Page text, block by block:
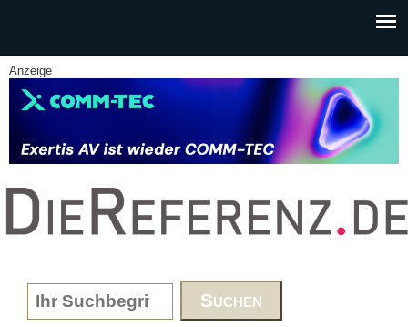
Anzeige
www.DieReferenz.de
Search form